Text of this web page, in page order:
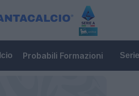
Probabili Formazioni